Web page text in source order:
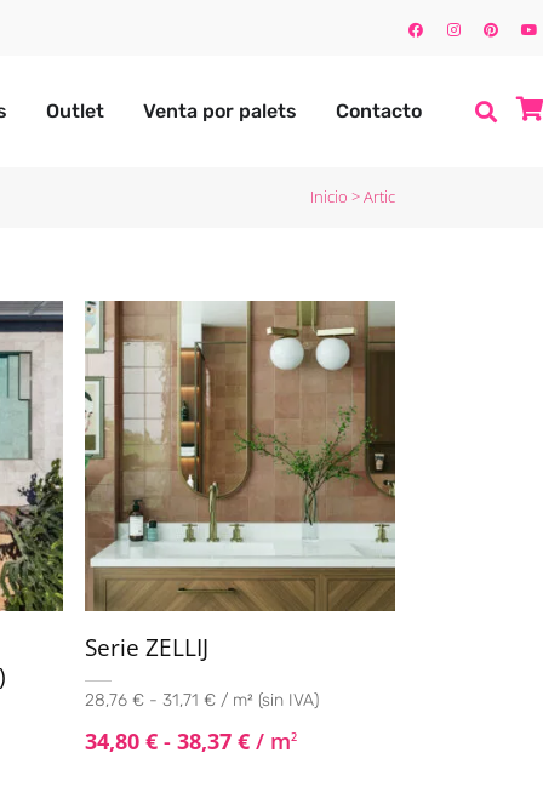
Outlet Venta por palets Contacto
Inicio >Artic
Serie ZELLIJ
28,76 € - 31,71 € / m² (sin IVA)
34,80 € - 38,37 €/ m2